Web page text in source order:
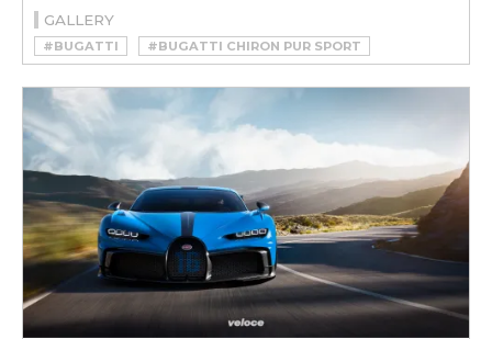
GALLERY
#BUGATTI
#BUGATTI CHIRON PUR SPORT
#CHIRON PUR SPORT
#CORONAVIRUS
#STEPHAN WINKELMANN